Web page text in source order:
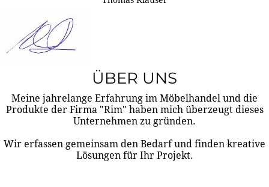
ÜBER UNS
Meine jahrelange Erfahrung im Möbelhandel und die
Produkte der Firma "Rim" haben mich überzeugt dieses
Unternehmen zu gründen.
Wir erfassen gemeinsam den Bedarf und finden kreative
Lösungen für Ihr Projekt.